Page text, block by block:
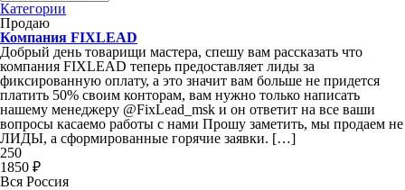
Категории
Продаю
Компания FIXLEAD
Добрый день товарищи мастера, спешу вам рассказать что
компания FIXLEAD теперь предоставляет лиды за
фиксированную оплату, а это значит вам больше не придется
платить 50% своим конторам, вам нужно только написать
нашему менеджеру @FixLead_msk и он ответит на все ваши
вопросы касаемо работы с нами Прошу заметить, мы продаем не
ЛИДЫ, а сформированные горячие заявки. […]
250
1850 ₽
Вся Россия